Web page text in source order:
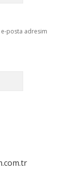
e-posta adresim